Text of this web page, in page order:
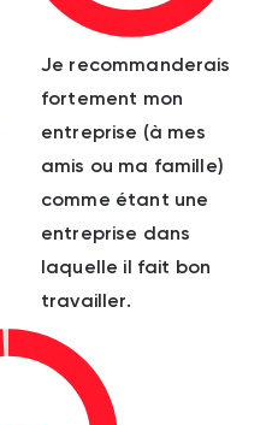
Je recommanderais
fortement mon
entreprise (à mes
amis ou ma famille)
comme étant une
entreprise dans
laquelle il fait bon
travailler.